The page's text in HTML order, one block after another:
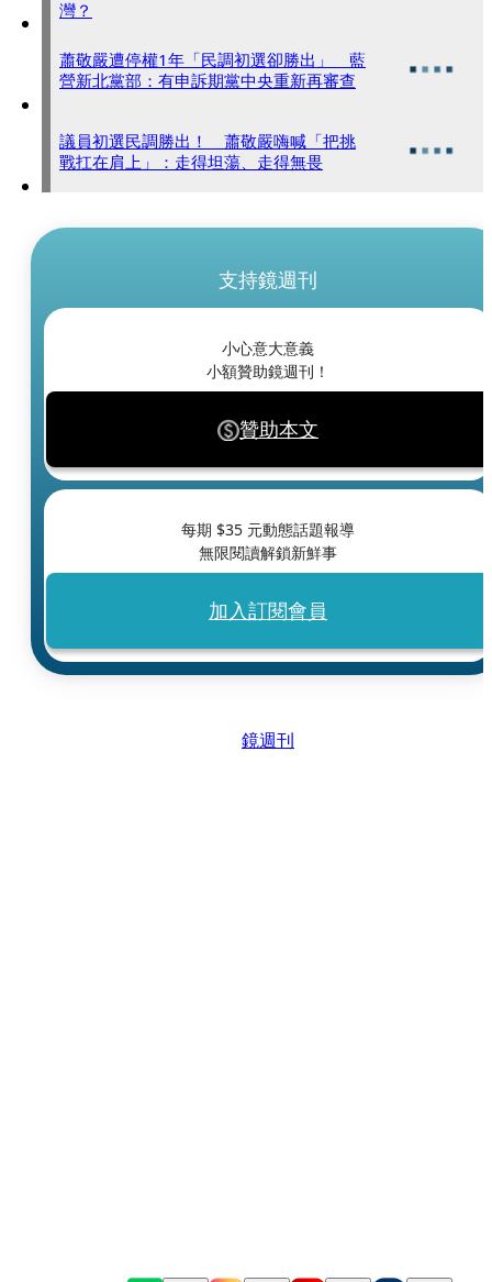
灣？
蕭敬嚴遭停權1年「民調初選卻勝出」 藍
營新北黨部：有申訴期黨中央重新再審查
議員初選民調勝出！ 蕭敬嚴嗨喊「把挑
戰扛在肩上」：走得坦蕩、走得無畏
支持鏡週刊
小心意大意義
小額贊助鏡週刊！
贊助本文
每期 $35 元動態話題報導
無限閱讀解鎖新鮮事
加入訂閱會員
鏡週刊